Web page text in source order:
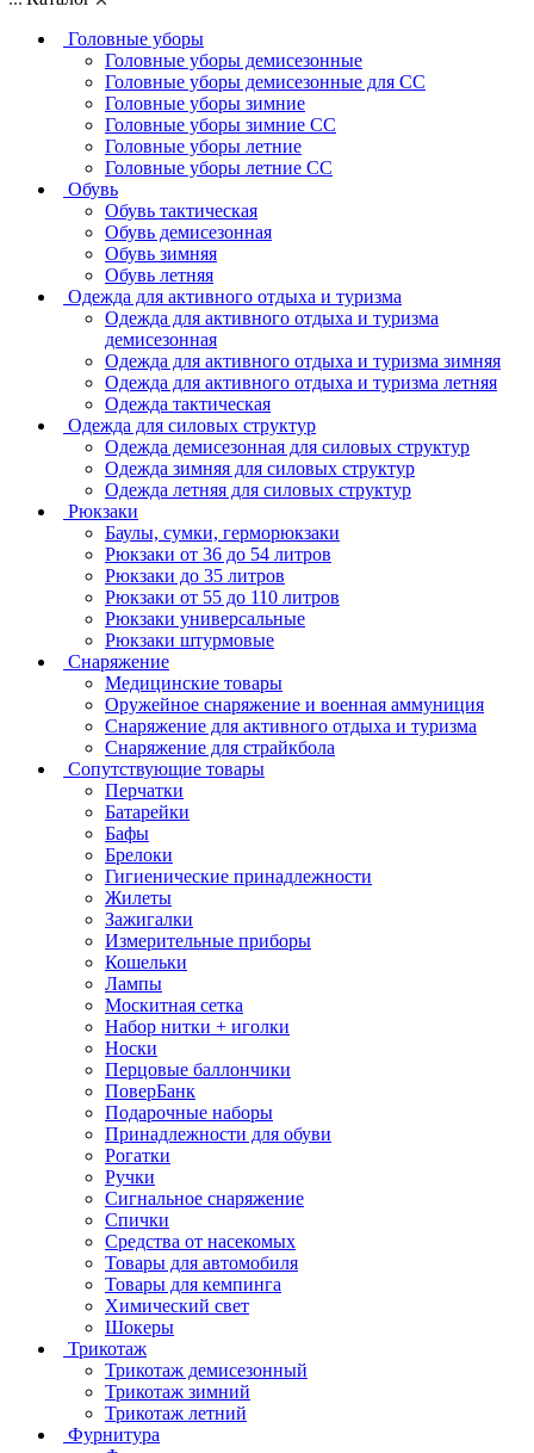
Головные уборы
Головные уборы демисезонные
Головные уборы демисезонные для СС
Головные уборы зимние
Головные уборы зимние СС
Головные уборы летние
Головные уборы летние СС
Обувь
Обувь тактическая
Обувь демисезонная
Обувь зимняя
Обувь летняя
Одежда для активного отдыха и туризма
Одежда для активного отдыха и туризма
демисезонная
Одежда для активного отдыха и туризма зимняя
Одежда для активного отдыха и туризма летняя
Одежда тактическая
Одежда для силовых структур
Одежда демисезонная для силовых структур
Одежда зимняя для силовых структур
Одежда летняя для силовых структур
Рюкзаки
Баулы, сумки, герморюкзаки
Рюкзаки от 36 до 54 литров
Рюкзаки до 35 литров
Рюкзаки от 55 до 110 литров
Рюкзаки универсальные
Рюкзаки штурмовые
Снаряжение
Медицинские товары
Оружейное снаряжение и военная аммуниция
Снаряжение для активного отдыха и туризма
Снаряжение для страйкбола
Сопутствующие товары
Перчатки
Батарейки
Бафы
Брелоки
Гигиенические принадлежности
Жилеты
Зажигалки
Измерительные приборы
Кошельки
Лампы
Москитная сетка
Набор нитки + иголки
Носки
Перцовые баллончики
ПоверБанк
Подарочные наборы
Принадлежности для обуви
Рогатки
Ручки
Сигнальное снаряжение
Спички
Средства от насекомых
Товары для автомобиля
Товары для кемпинга
Химический свет
Шокеры
Трикотаж
Трикотаж демисезонный
Трикотаж зимний
Трикотаж летний
Фурнитура